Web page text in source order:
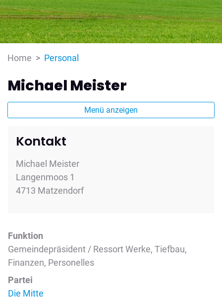
Home Personal
Michael Meister
Menü anzeigen
Kontakt
Michael Meister
Langenmoos 1
4713 Matzendorf
Funktion
Gemeindepräsident / Ressort Werke, Tiefbau,
Finanzen, Personelles
Partei
Die Mitte